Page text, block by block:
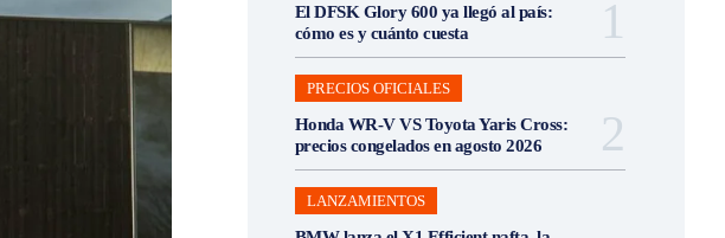
El DFSK Glory 600 ya llegó al país:
cómo es y cuánto cuesta
PRECIOS OFICIALES
Honda WR-V VS Toyota Yaris Cross:
precios congelados en agosto 2026
LANZAMIENTOS